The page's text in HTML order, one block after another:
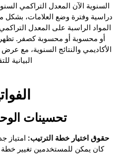
السنوية الآن المعدل التراكمي
دراسية وفترة وضع العلامات، بشكل
المواد الراسبة على المعدل
أو محسوبة أو محسوبة كصفر. تظهر
الأكاديمي والنتائج السنوية، مع
البيانية
تحسينات
حقوق اختيار خطة الترتيب: امتياز
كان يمكن للمستخدمين تغيير